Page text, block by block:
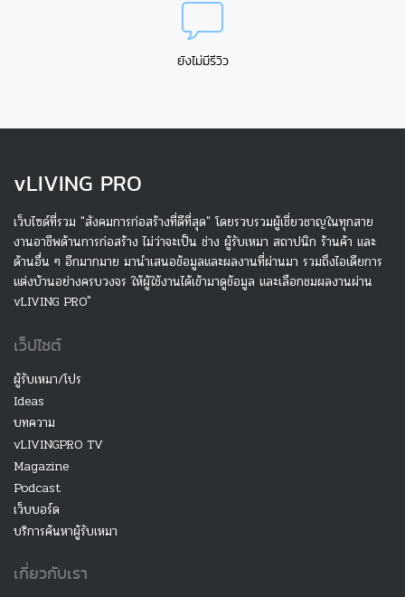
ยังไม่มีรีวิว
vLIVING PRO
เว็บไซด์ที่รวม "สังคมการก่อสร้างที่ดีที่สุด" โดยรวบรวมผู้เชี่ยวชาญในทุกสาย
งานอาชีพด้านการก่อสร้าง ไม่ว่าจะเป็น ช่าง ผู้รับเหมา สถาปนิก ร้านค้า และ
ด้านอื่น ๆ อีกมากมาย มานำเสนอข้อมูลและผลงานที่ผ่านมา รวมถึงไอเดียการ
แต่งบ้านอย่างครบวงจร ให้ผู้ใช้งานได้เข้ามาดูข้อมูล และเลือกชมผลงานผ่าน
vLIVING PRO"
เว็ปไซต์
ผู้รับเหมา/โปร
Ideas
บทความ
vLIVINGPRO TV
Magazine
Podcast
เว็บบอร์ด
บริการค้นหาผู้รับเหมา
เกี่ยวกับเรา